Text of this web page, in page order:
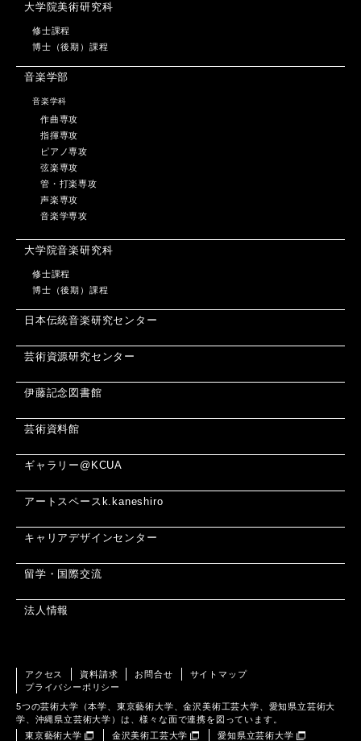
大学院美術研究科
修士課程
博士（後期）課程
音楽学部
音楽学科
作曲専攻
指揮専攻
ピアノ専攻
弦楽専攻
管・打楽専攻
声楽専攻
音楽学専攻
大学院音楽研究科
修士課程
博士（後期）課程
日本伝統音楽研究センター
芸術資源研究センター
伊藤記念図書館
芸術資料館
ギャラリー@KCUA
アートスペースk.kaneshiro
キャリアデザインセンター
留学・国際交流
法人情報
アクセス 資料請求 お問合せ
サイトマップ
プライバシーポリシー
5つの芸術大学（本学、東京藝術大学、金沢美術工芸大学、愛知県立芸術大
学、沖縄県立芸術大学）は、様々な面で連携を図っています。
東京藝術大学
金沢美術工芸大学 愛知県立芸術大学